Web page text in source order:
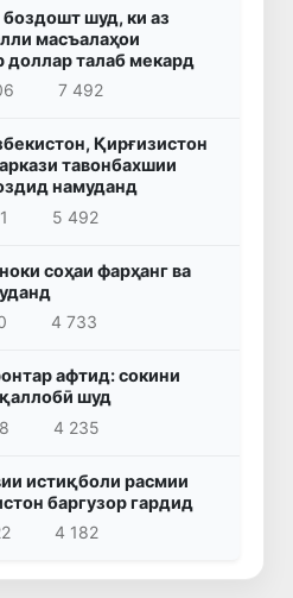
шуд, ки аз
масъалаҳои
доллар талаб мекард
7 492
Қирғизистон
тавонбахшии
намуданд
5 492
соҳаи фарҳанг ва
4 733
афтид: сокини
шуд
4 235
истиқболи расмии
баргузор гардид
4 182